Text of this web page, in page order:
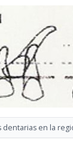
dentarias en la